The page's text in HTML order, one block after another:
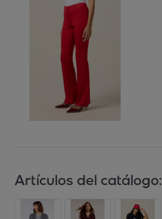
Artículos del catálogo: